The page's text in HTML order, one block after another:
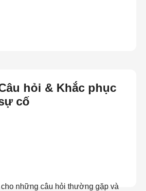
hỏi & Khắc phục
cố
những câu hỏi thường gặp và